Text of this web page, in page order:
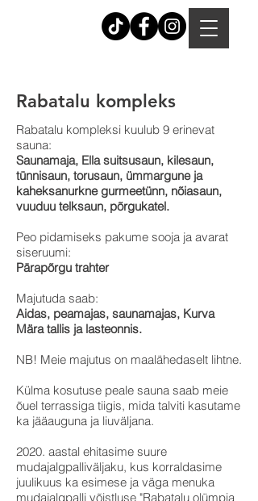
Rabatalu kompleks
Rabatalu kompleksi kuulub 9 erinevat
sauna:
Saunamaja, Ella suitsusaun, kilesaun,
tünnisaun, torusaun, ümmargune ja
kaheksanurkne gurmeetünn, nõiasaun,
vuuduu telksaun, põrgukatel.
Peo pidamiseks pakume sooja ja avarat
siseruumi:
Pärapõrgu trahter
Majutuda saab:
Aidas, peamajas, saunamajas, Kurva
Mära tallis ja lasteonnis.
NB! Meie majutus on maalähedaselt lihtne.
Külma kosutuse peale sauna saab meie
õuel terrassiga tiigis, mida talviti kasutame
ka jääauguna ja liuväljana.
2020. aastal ehitasime suure
mudajalgpalliväljaku, kus korraldasime
juulikuus ka esimese ja väga menuka
mudajalgpalli võistluse "Rabatalu olümpia